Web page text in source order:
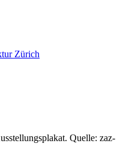
Zürich
Quelle: zaz-